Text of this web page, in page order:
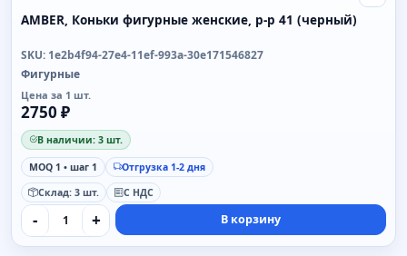
AMBER, Коньки фигурные женские, р-р 41 (черный)
SKU: 1e2b4f94-27e4-11ef-993a-30e171546827
Фигурные
Цена за 1 шт.
2750 ₽
В наличии: 3 шт.
MOQ 1 • шаг 1
Отгрузка 1-2 дня
Склад: 3 шт.
С НДС
- + В корзину